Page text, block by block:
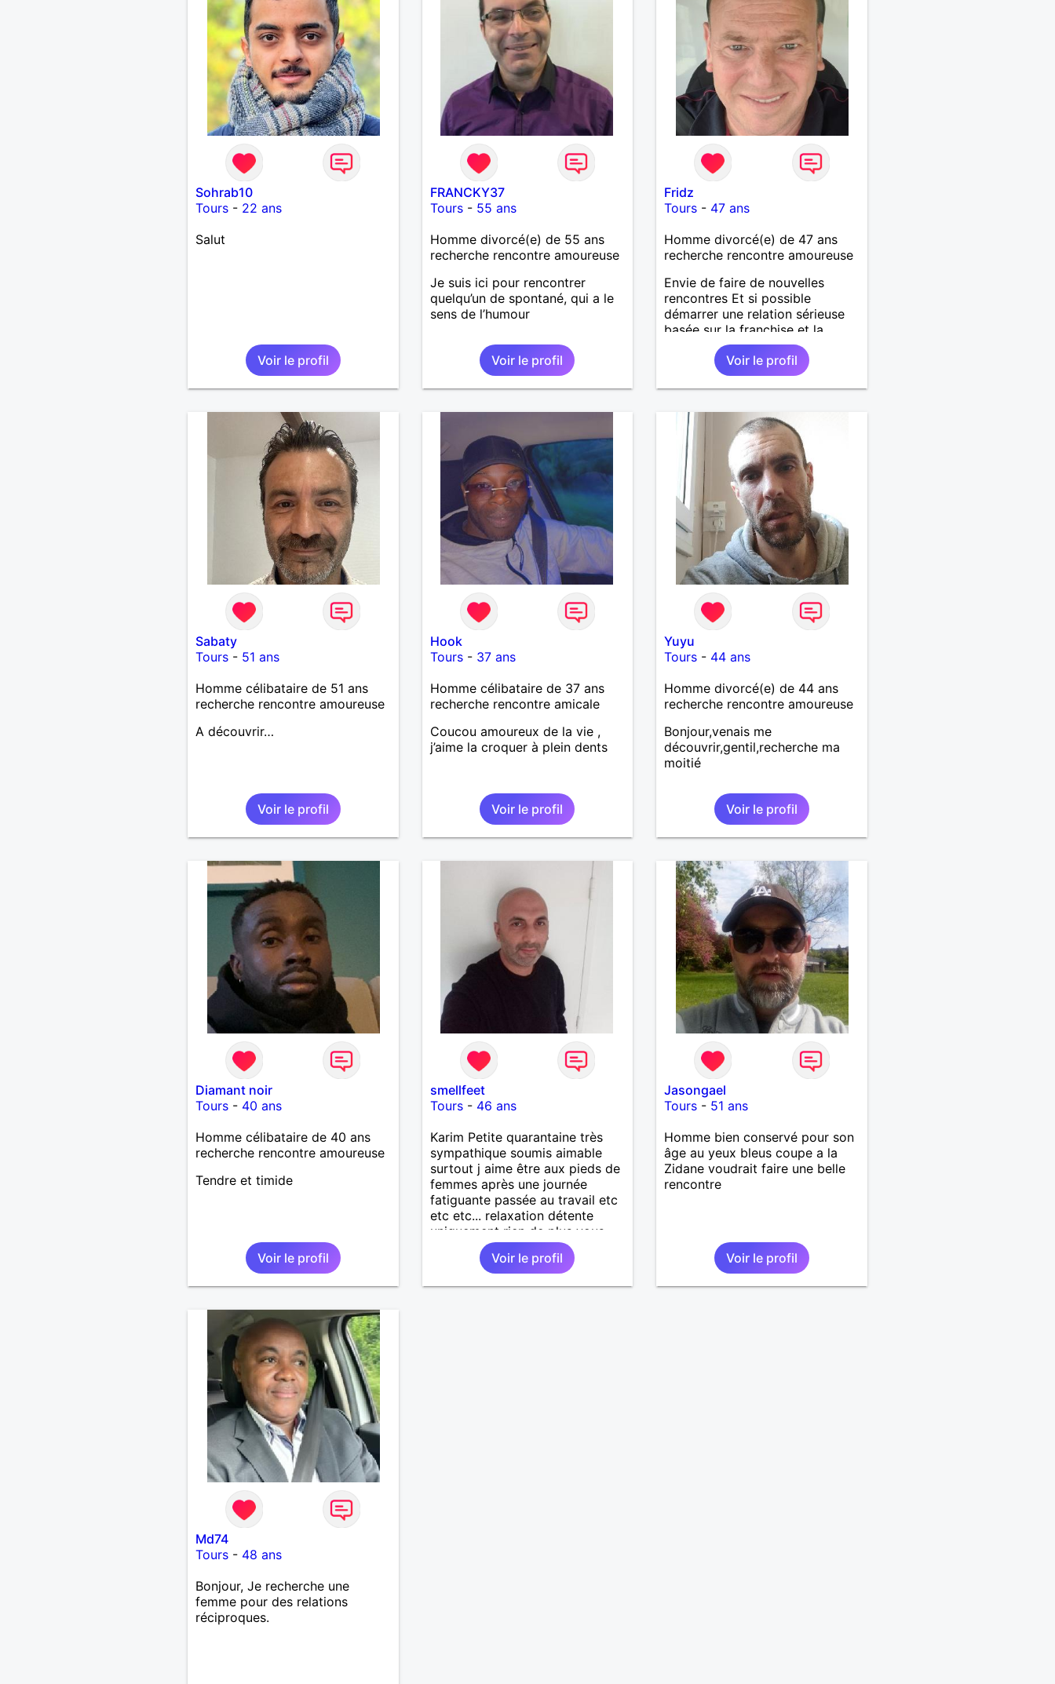
Sohrab10
Tours- 22 ans
Salut
Voir le profil
FRANCKY37
Tours- 55 ans
Homme divorcé(e) de 55 ans
recherche rencontre amoureuse
Je suis ici pour rencontrer
quelqu’un de spontané, qui a le
sens de l’humour
Voir le profil
Fridz
Tours - 47 ans
Homme divorcé(e) de 47 ans
recherche rencontre amoureuse
Envie de faire de nouvelles
rencontres Et si possible
démarrer une relation sérieuse
basée sur la franchise et la
confiance...
Voir le profil
Sabaty
Tours- 51 ans
Homme célibataire de 51 ans
recherche rencontre amoureuse
A découvrir…
Voir le profil
Hook
Tours- 37 ans
Homme célibataire de 37 ans
recherche rencontre amicale
Coucou amoureux de la vie ,
j’aime la croquer à plein dents
Voir le profil
Yuyu
Tours - 44 ans
Homme divorcé(e) de 44 ans
recherche rencontre amoureuse
Bonjour,venais me
découvrir,gentil,recherche ma
moitié
Voir le profil
Diamant noir
Tours- 40 ans
Homme célibataire de 40 ans
recherche rencontre amoureuse
Tendre et timide
Voir le profil
smellfeet
Tours- 46 ans
Karim Petite quarantaine très
sympathique soumis aimable
surtout j aime être aux pieds de
femmes après une journée
fatiguante passée au travail etc
etc etc... relaxation détente
uniquement rien de plus vous
pouvez être seule plusieurs ou
accompagnée cela vous paraîtra
banal amusant et reposant
Voir le profil
Jasongael
Tours - 51 ans
Homme bien conservé pour son
âge au yeux bleus coupe a la
Zidane voudrait faire une belle
rencontre
Voir le profil
Md74
Tours- 48 ans
Bonjour, Je recherche une
femme pour des relations
réciproques.